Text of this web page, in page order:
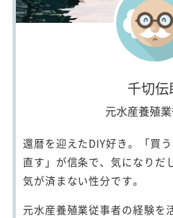
千切伝
元水産養殖
還暦を迎えたDIY好き。「買
直す」が信条で、気になりだ
気が済まない性分です。
元水産養殖業従事者の経験を